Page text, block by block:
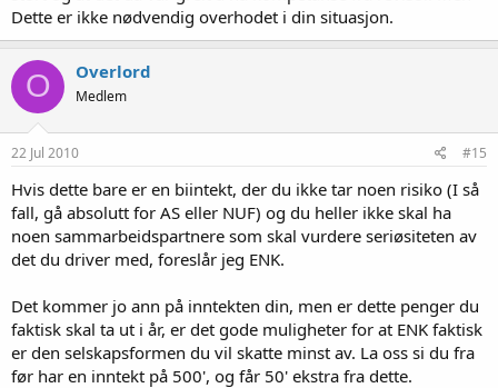
Dette er ikke nødvendig overhodet i din situasjon.
O Overlord
Medlem
22 Jul 2010 #15
Hvis dette bare er en biintekt, der du ikke tar noen risiko (I så
fall, gå absolutt for AS eller NUF) og du heller ikke skal ha
noen sammarbeidspartnere som skal vurdere seriøsiteten av
det du driver med, foreslår jeg ENK.
Det kommer jo ann på inntekten din, men er dette penger du
faktisk skal ta ut i år, er det gode muligheter for at ENK faktisk
er den selskapsformen du vil skatte minst av. La oss si du fra
før har en inntekt på 500', og får 50' ekstra fra dette.